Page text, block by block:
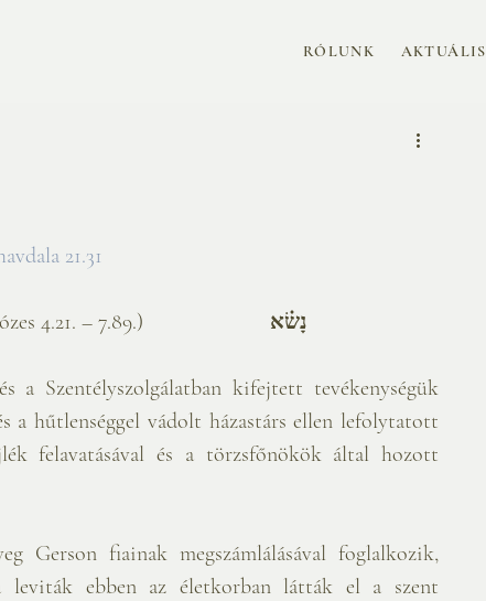
RÓLUNK AKTUÁLIS
21.31
4.21. – 7.89.)
a Szentélyszolgálatban kifejtett tevékenységük
a hűtlenséggel vádolt házastárs ellen lefolytatott
felavatásával és a törzsfőnökök által hozott
Gerson fiainak megszámlálásával foglalkozik,
leviták ebben az életkorban látták el a szent